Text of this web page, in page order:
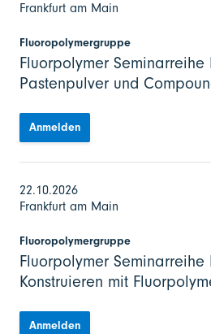
Frankfurt am Main
Fluoropolymergruppe
Fluorpolymer Seminarreihe
Pastenpulver und
Anmelden
22.10.2026
Frankfurt am Main
Fluoropolymergruppe
Fluorpolymer Seminarreihe
Konstruieren mit
Anmelden